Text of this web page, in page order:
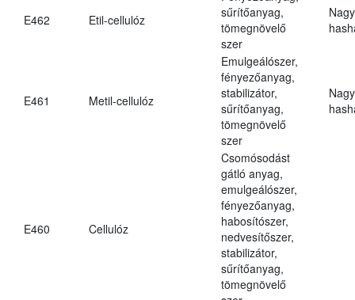
E462 Etil-cellulóz
sűrítőanyag,
tömegnövelő
szer
E461 Metil-cellulóz
Emulgeálószer,
fényezőanyag,
stabilizátor,
sűrítőanyag,
tömegnövelő
szer
E460 Cellulóz
Csomósodást
gátló anyag,
emulgeálószer,
fényezőanyag,
habosítószer,
nedvesítőszer,
stabilizátor,
sűrítőanyag,
tömegnövelő